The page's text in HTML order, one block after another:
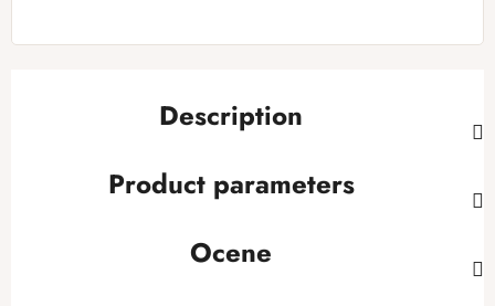
Description
Product parameters
Ocene